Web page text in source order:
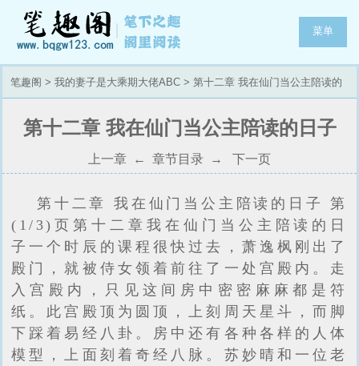
菜单
笔趣阁 > 我的妻子是大乘期大佬ABC > 第十二章 我在仙门当公主陪读的
第十二章 我在仙门当公主陪读的日子
上一章 ← 章节目录 → 下一页
第十二章 我在仙门当公主陪读的日子 第
(1/3)页第十二章我在仙门当公主陪读的日
子一个时辰的课程很快过去，萧逸枫刚出了
殿门，就被侍女领着前往了一处宫殿内。走
入宫殿内，只见这间房中密密麻麻都是符
纸。此宫殿顶为圆顶，上刻周天星斗，而脚
下踩着易经八卦。房中还有各种各样的人体
模型，上面刻着奇经八脉。苏妙晴和一位老